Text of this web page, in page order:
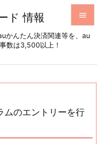
ド 情報
かんたん決済関連等を、au
数は3,500以上！





ムのエントリーを行